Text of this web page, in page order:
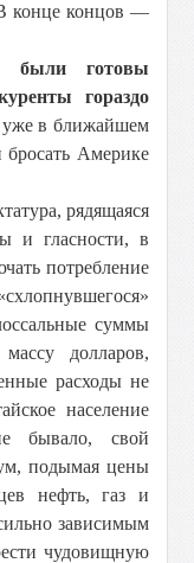
конце концов —
были готовы
гораздо
в ближайшем
Америке
рядящаяся
и гласности, в
потребление
суммы
долларов,
расходы не
население
бывало, свой
подымая цены
нефть, газ и
зависимым
чудовищную